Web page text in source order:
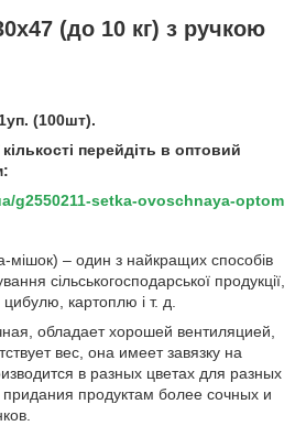
(до 10 кг) з ручкою
(100шт).
перейдіть в оптовий
g2550211-setka-ovoschnaya-optom
мішок) – один з найкращих способів
сільськогосподарської продукції,
цибулю, картоплю і т. д.
обладает хорошей вентиляцией,
вес, она имеет завязку на
в разных цветах для разных
придания продуктам более сочных и